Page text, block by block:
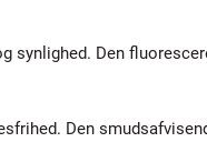
synlighed. Den
Den